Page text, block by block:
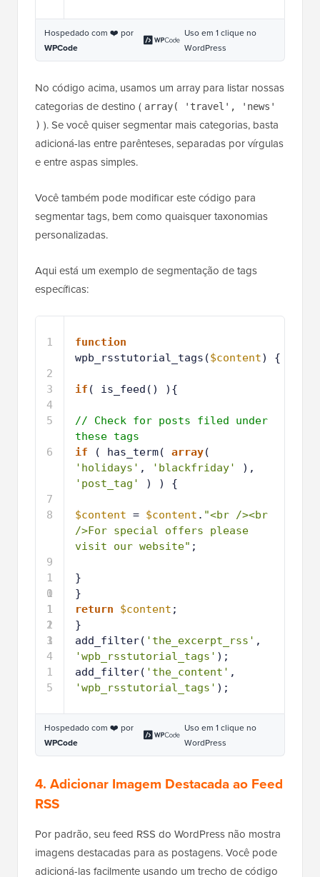
Hospedado com ❤️ por
WPCode
Uso em 1 clique no
WordPress
No código acima, usamos um array para listar nossas
categorias de destino ( array( 'travel', 'news'
) ). Se você quiser segmentar mais categorias, basta
adicioná-las entre parênteses, separadas por vírgulas
e entre aspas simples.
Você também pode modificar este código para
segmentar tags, bem como quaisquer taxonomias
personalizadas.
Aqui está um exemplo de segmentação de tags
específicas:
1
2
3
4
5
6
7
8
9
1
0
1
1
1
2
1
3
1
4
1
5
function
wpb_rsstutorial_tags($content) {
if ( is_feed() ){
// Check for posts filed under
these tags
if
( has_term( array
'holidays' , 'blackfriday'
'post_tag'
) ) {
$content = $content . "<br /><br
/>For special offers please
visit our website" ;
}
}
return
$content ;
}
add_filter( 'the_excerpt_rss'
'wpb_rsstutorial_tags' );
add_filter( 'the_content'
'wpb_rsstutorial_tags' );
Hospedado com ❤️ por
WPCode
Uso em 1 clique no
WordPress
4. Adicionar Imagem Destacada ao Feed
RSS
Por padrão, seu feed RSS do WordPress não mostra
imagens destacadas para as postagens. Você pode
adicioná-las facilmente usando um trecho de código